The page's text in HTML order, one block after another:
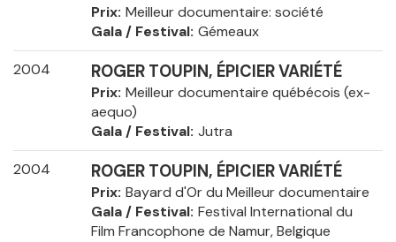
Prix Meilleur documentaire: société
Gala / Festival Gémeaux
2004 ROGER TOUPIN, ÉPICIER VARIÉTÉ
Prix Meilleur documentaire québécois (ex-
aequo)
Gala / Festival Jutra
2004 ROGER TOUPIN, ÉPICIER VARIÉTÉ
Prix Bayard d'Or du Meilleur documentaire
Gala / Festival Festival International du
Film Francophone de Namur, Belgique